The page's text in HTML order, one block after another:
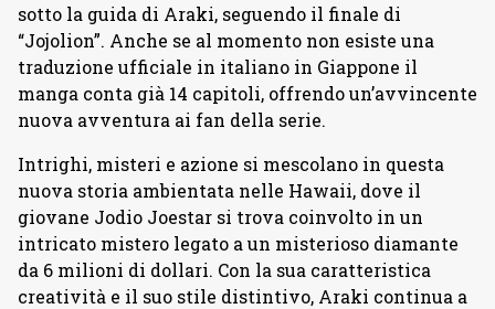
sotto la guida di Araki, seguendo il finale di
“Jojolion”. Anche se al momento non esiste una
traduzione ufficiale in italiano in Giappone il
manga conta già 14 capitoli, offrendo un’avvincente
nuova avventura ai fan della serie.
Intrighi, misteri e azione si mescolano in questa
nuova storia ambientata nelle Hawaii, dove il
giovane Jodio Joestar si trova coinvolto in un
intricato mistero legato a un misterioso diamante
da 6 milioni di dollari. Con la sua caratteristica
creatività e il suo stile distintivo, Araki continua a